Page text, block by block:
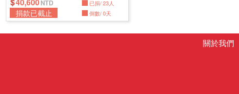
已捐/ 23人
捐款已截止 倒數/ 0天
關於我們